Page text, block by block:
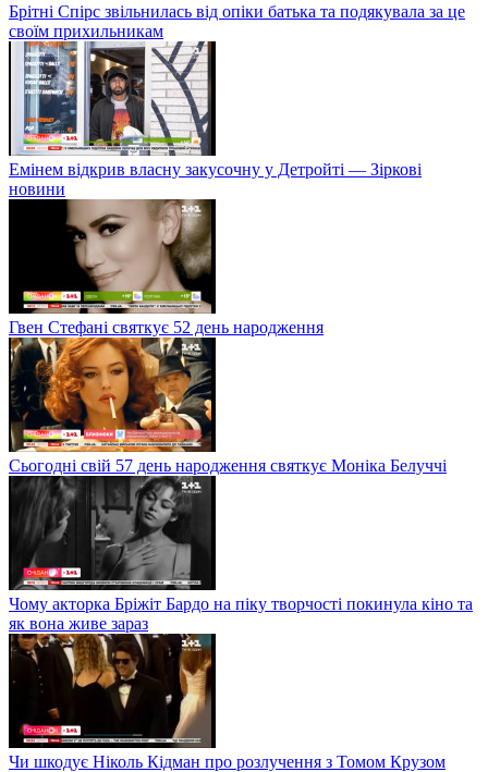
Брітні Спірс звільнилась від опіки батька та подякувала за це
своїм прихильникам
Емінем відкрив власну закусочну у Детройті — Зіркові
новини
Гвен Стефані святкує 52 день народження
Сьогодні свій 57 день народження святкує Моніка Белуччі
Чому акторка Бріжіт Бардо на піку творчості покинула кіно та
як вона живе зараз
Чи шкодує Ніколь Кідман про розлучення з Томом Крузом